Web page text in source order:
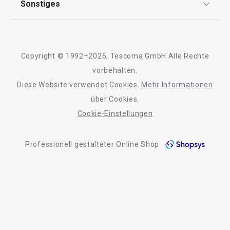
Kontaktformular
Qualität
Sonstiges
Barrierefreiheit
Copyright © 1992–2026, Tescoma GmbH Alle Rechte
vorbehalten.
Diese Website verwendet Cookies.
Mehr Informationen
über Cookies.
Cookie-Einstellungen
Professionell gestalteter Online Shop